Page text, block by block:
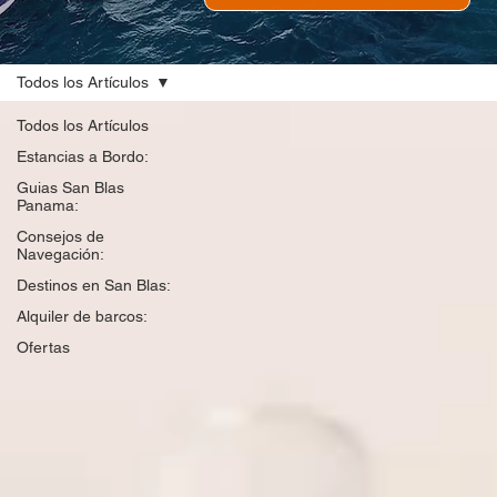
Todos los Artículos
Estancias a Bordo:
Guias San Blas
Panama:
Consejos de
Navegación:
Destinos en San Blas:
Alquiler de barcos:
Ofertas
Todos los Artículos